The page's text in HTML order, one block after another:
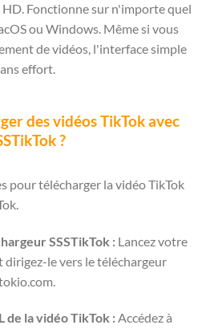
Fonctionne sur n'importe quel
ou Windows. Même si vous
de vidéos, l'interface simple
effort.
des vidéos TikTok avec
?
pour télécharger la vidéo TikTok
SSSTikTok : Lancez votre
le vers le téléchargeur
de la vidéo TikTok :Accédez à